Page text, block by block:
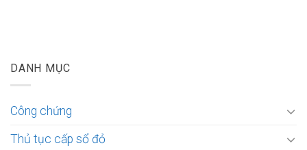
DANH MỤC
Công chứng
Thủ tục cấp sổ đỏ